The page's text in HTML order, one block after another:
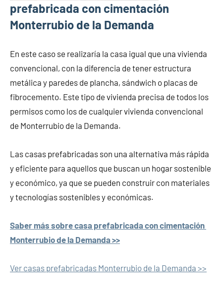
prefabricada con cimentación
Monterrubio de la Demanda
En este caso se realizaría la casa igual que una vivienda
convencional, con la diferencia de tener estructura
metálica y paredes de plancha, sándwich o placas de
fibrocemento. Este tipo de vivienda precisa de todos los
permisos como los de cualquier vivienda convencional
de Monterrubio de la Demanda.
Las casas prefabricadas son una alternativa más rápida
y eficiente para aquellos que buscan un hogar sostenible
y económico, ya que se pueden construir con materiales
y tecnologías sostenibles y económicas.
Saber más sobre casa prefabricada con cimentación
Monterrubio de la Demanda >>
Ver casas prefabricadas Monterrubio de la Demanda >>